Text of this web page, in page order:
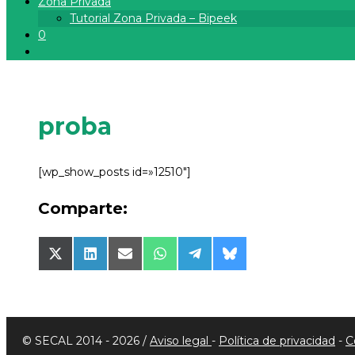
Tutorial Zona Privada – Bipeek
0
proba
[wp_show_posts id=»12510″]
Comparte:
Compartir
en
Compartir
en
Compartir
en
Compartir
en
Compartir
en
Compartir
en
© SECAL 2014 - 2026 / Aviso legal - Política de privacidad -